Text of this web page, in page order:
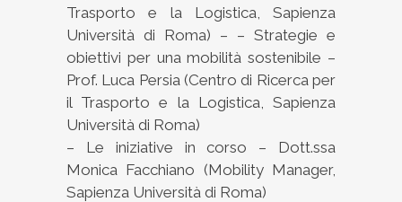
Trasporto e la Logistica, Sapienza
Università di Roma) – – Strategie e
obiettivi per una mobilità sostenibile –
Prof. Luca Persia (Centro di Ricerca per
il Trasporto e la Logistica, Sapienza
Università di Roma)
– Le iniziative in corso – Dott.ssa
Monica Facchiano (Mobility Manager,
Sapienza Università di Roma)